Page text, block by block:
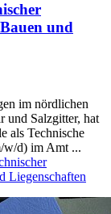
und
im nördlichen
und Salzgitter, hat
als Technische
w/d) im Amt ...
Liegenschaften